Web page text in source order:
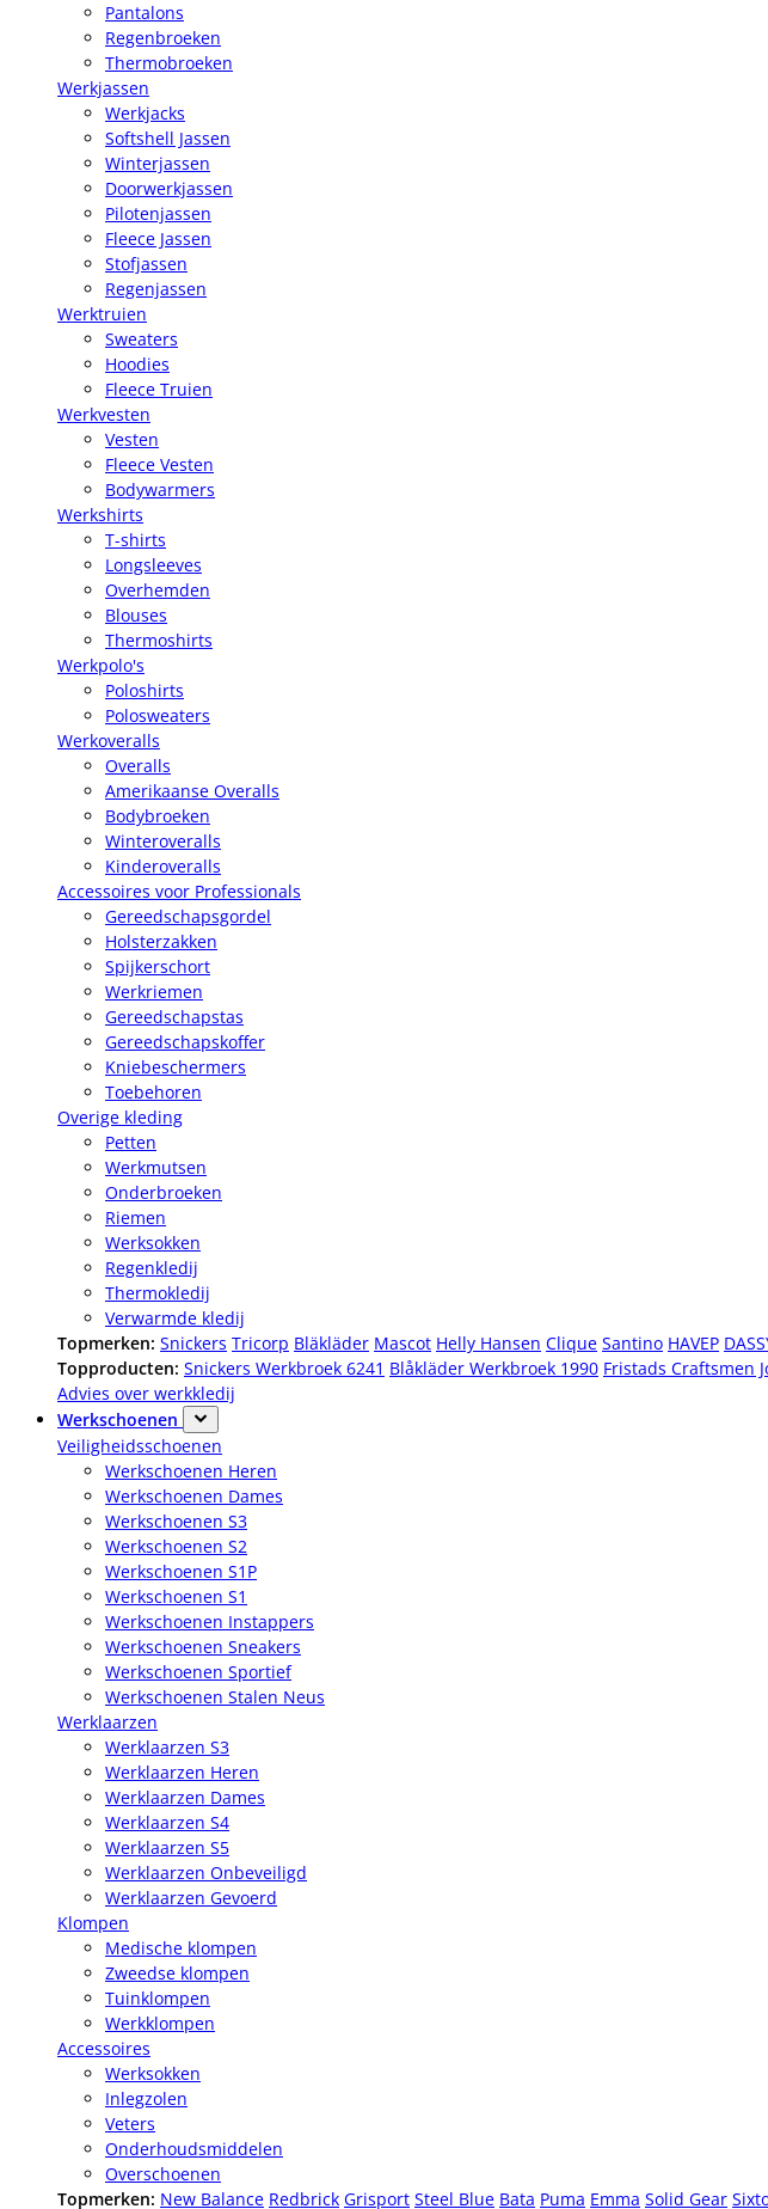
Pantalons
Regenbroeken
Thermobroeken
Werkjassen
Werkjacks
Softshell Jassen
Winterjassen
Doorwerkjassen
Pilotenjassen
Fleece Jassen
Stofjassen
Regenjassen
Werktruien
Sweaters
Hoodies
Fleece Truien
Werkvesten
Vesten
Fleece Vesten
Bodywarmers
Werkshirts
T-shirts
Longsleeves
Overhemden
Blouses
Thermoshirts
Werkpolo's
Poloshirts
Polosweaters
Werkoveralls
Overalls
Amerikaanse Overalls
Bodybroeken
Winteroveralls
Kinderoveralls
Accessoires voor Professionals
Gereedschapsgordel
Holsterzakken
Spijkerschort
Werkriemen
Gereedschapstas
Gereedschapskoffer
Kniebeschermers
Toebehoren
Overige kleding
Petten
Werkmutsen
Onderbroeken
Riemen
Werksokken
Regenkledij
Thermokledij
Verwarmde kledij
Topmerken: Snickers Tricorp Bläkläder Mascot Helly Hansen Clique Santino HAVEP
Topproducten: Snickers Werkbroek 6241 Blåkläder Werkbroek 1990 Fristads Craftsmen
Advies over werkkledij
Werkschoenen
Veiligheidsschoenen
Werkschoenen Heren
Werkschoenen Dames
Werkschoenen S3
Werkschoenen S2
Werkschoenen S1P
Werkschoenen S1
Werkschoenen Instappers
Werkschoenen Sneakers
Werkschoenen Sportief
Werkschoenen Stalen Neus
Werklaarzen
Werklaarzen S3
Werklaarzen Heren
Werklaarzen Dames
Werklaarzen S4
Werklaarzen S5
Werklaarzen Onbeveiligd
Werklaarzen Gevoerd
Klompen
Medische klompen
Zweedse klompen
Tuinklompen
Werkklompen
Accessoires
Werksokken
Inlegzolen
Veters
Onderhoudsmiddelen
Overschoenen
Topmerken: New Balance Redbrick Grisport Steel Blue Bata Puma Emma Solid Gear